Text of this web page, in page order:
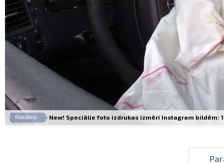
Reklāma New! Speciālie foto izdrukas izmēri Instagram bildēm: